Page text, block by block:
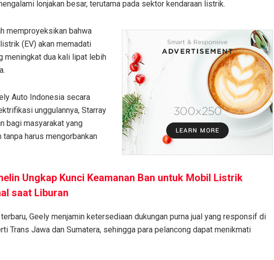
lonjakan besar, terutama pada sektor kendaraan listrik.
memproyeksikan bahwa
(EV) akan memadati
meningkat dua kali lipat lebih
Auto Indonesia secara
unggulannya, Starray
bagi masyarakat yang
harus mengorbankan
Ungkap Kunci Keamanan Ban untuk Mobil Listrik
saat Liburan
Geely menjamin ketersediaan dukungan purna jual yang responsif di
Trans Jawa dan Sumatera, sehingga para pelancong dapat menikmati